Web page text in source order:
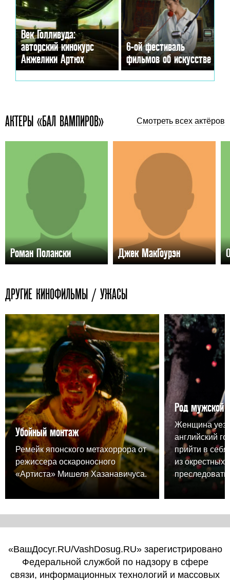
Век Голливуда:
авторский кинокурс
Анжелики Артюх
6-ой фестиваль
фильмов об искусстве
АКТЕРЫ «БАЛ ВАМПИРОВ» Смотреть всех актёров
Роман Полански Джек МакГоурэн
ДРУГИЕ КИНОФИЛЬМЫ / УЖАСЫ
Убойный монтаж
Ремейк японского метахоррора от
режиссера оскароносного
«Артиста» Мишеля Хазанавичуса.
Род мужской
Женщина
английский
прийти в
из окрестных
преследовать.
«ВашДосуг.RU/VashDosug.RU» зарегистрировано
Федеральной службой по надзору в сфере
связи, информационных технологий и массовых